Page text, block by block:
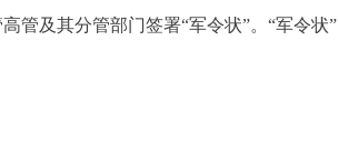
管及其分管部门签署“军令状”。“军令状”